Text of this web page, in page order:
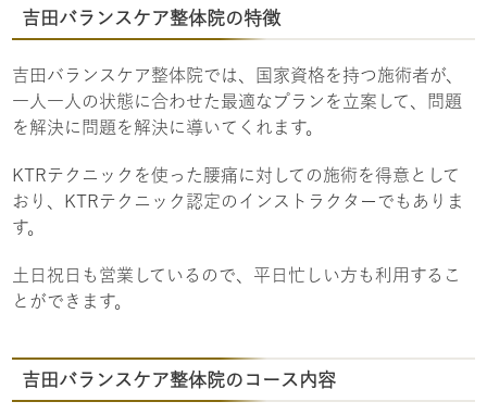
吉田バランスケア整体院の特徴
吉田バランスケア整体院では、国家資格を持つ施術者が、
一人一人の状態に合わせた最適なプランを立案して、問題
を解決に問題を解決に導いてくれます。
KTRテクニックを使った腰痛に対しての施術を得意として
おり、KTRテクニック認定のインストラクターでもありま
す。
土日祝日も営業しているので、平日忙しい方も利用するこ
とができます。
吉田バランスケア整体院のコース内容